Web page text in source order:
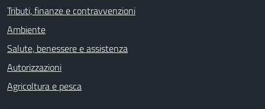
Tributi, finanze e contravvenzioni
Ambiente
Salute, benessere e assistenza
Autorizzazioni
Agricoltura e pesca